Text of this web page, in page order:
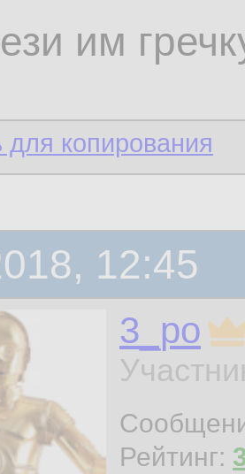
им
для копирования
12:45
3_po
Рейтинг: